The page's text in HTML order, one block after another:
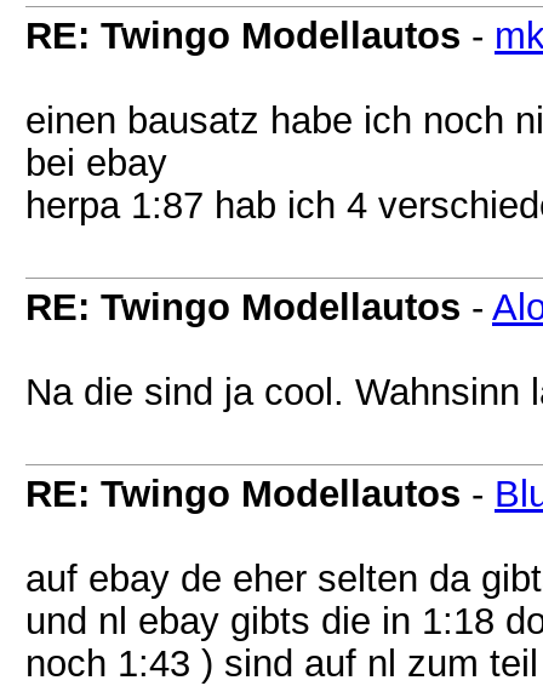
RE: Twingo Modellautos -
einen bausatz habe ich noch
bei ebay
herpa 1:87 hab ich 4
RE: Twingo Modellautos -
Na die sind ja cool. Wahnsinn
RE: Twingo Modellautos -
auf ebay de eher selten da
und nl ebay gibts die in 1:18
noch 1:43 ) sind auf nl zum